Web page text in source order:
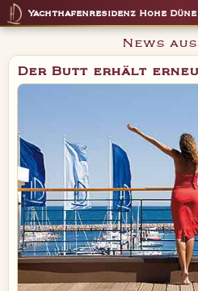
Yachthafenresidenz Hohe Düne
News
Der Butt erhält